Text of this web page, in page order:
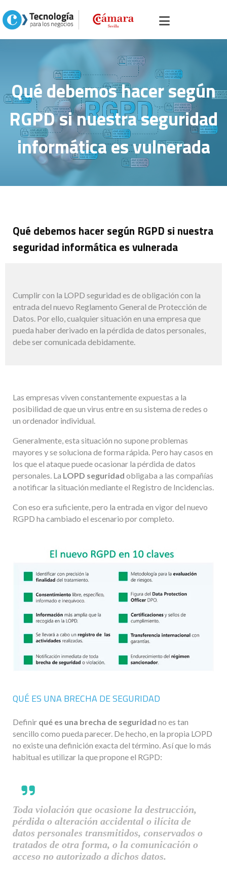
Inicio Portal servicios, comercio y otros
Qué debemos hacer según RGPD si nuestra seguridad informática es
vulnerada
Qué debemos hacer según
RGPD si nuestra seguridad
informática es vulnerada
Qué debemos hacer según RGPD si nuestra
seguridad informática es vulnerada
Cumplir con la LOPD seguridad es de obligación con la
entrada del nuevo Reglamento General de Protección de
Datos. Por ello, cualquier situación en una empresa que
pueda haber derivado en la pérdida de datos personales,
debe ser comunicada debidamente.
Las empresas viven constantemente expuestas a la
posibilidad de que un virus entre en su sistema de redes o
un ordenador individual.
Generalmente, esta situación no supone problemas
mayores y se soluciona de forma rápida. Pero hay casos en
los que el ataque puede ocasionar la pérdida de datos
personales. La LOPD seguridad obligaba a las compañías
a notificar la situación mediante el Registro de Incidencias.
Con eso era suficiente, pero la entrada en vigor del nuevo
RGPD ha cambiado el escenario por completo.
QUÉ ES UNA BRECHA DE SEGURIDAD
Definir qué es una brecha de seguridad no es tan
sencillo como pueda parecer. De hecho, en la propia LOPD
no existe una definición exacta del término. Así que lo más
habitual es utilizar la que propone el RGPD:
Toda violación que ocasione la destrucción,
pérdida o alteración accidental o ilícita de
datos personales transmitidos, conservados o
tratados de otra forma, o la comunicación o
acceso no autorizado a dichos datos.